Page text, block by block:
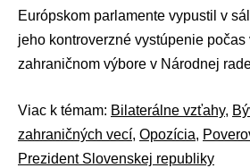
Európskom parlamente vypustil v
jeho kontroverzné vystúpenie počas
zahraničnom výbore v Národnej
Viac k témam: Bilaterálne vzťahy,
zahraničných vecí, Opozícia,
Prezident Slovenskej republiky